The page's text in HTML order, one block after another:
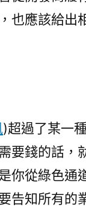
也應該給出
)超過了某一
要錢的話，
你從綠色通
告知所有的